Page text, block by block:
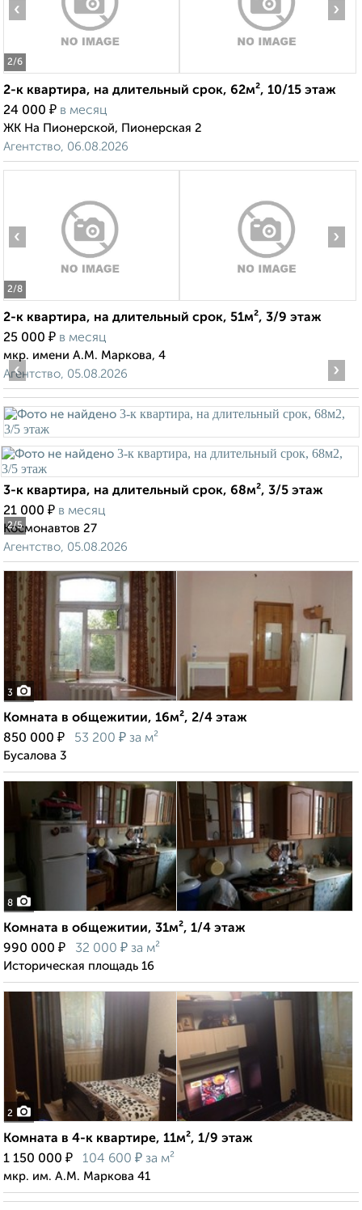
2/6
‹ ›
2-к квартира, на длительный срок, 62м², 10/15 этаж
24 000 ₽ в месяц
ЖК На Пионерской, Пионерская 2
Агентство, 06.08.2026
2/8
‹ ›
2-к квартира, на длительный срок, 51м², 3/9 этаж
25 000 ₽ в месяц
мкр. имени А.М. Маркова, 4
Агентство, 05.08.2026
2/5
‹ ›
3-к квартира, на длительный срок, 68м², 3/5 этаж
21 000 ₽ в месяц
Космонавтов 27
Агентство, 05.08.2026
3
Комната в общежитии, 16м², 2/4 этаж
850 000 ₽ 53 200 ₽ за м²
Бусалова 3
8
Комната в общежитии, 31м², 1/4 этаж
990 000 ₽ 32 000 ₽ за м²
Историческая площадь 16
2
Комната в 4-к квартире, 11м², 1/9 этаж
1 150 000 ₽ 104 600 ₽ за м²
мкр. им. А.М. Маркова 41